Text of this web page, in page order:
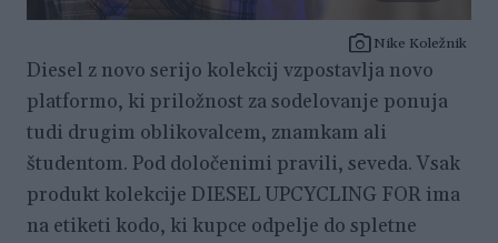
Nike Koležnik
Diesel z novo serijo kolekcij vzpostavlja novo
platformo, ki priložnost za sodelovanje ponuja
tudi drugim oblikovalcem, znamkam ali
študentom. Pod določenimi pravili, seveda. Vsak
produkt kolekcije DIESEL UPCYCLING FOR ima
na etiketi kodo, ki kupce odpelje do spletne